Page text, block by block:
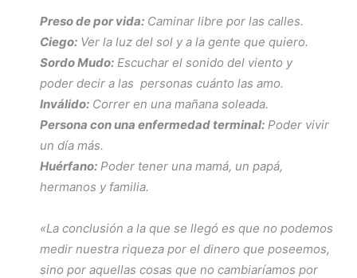
Preso de por vida: Caminar libre por las calles.
Ciego: Ver la luz del sol y a la gente que quiero.
Sordo Mudo: Escuchar el sonido del viento y
poder decir a las personas cuánto las amo.
Inválido: Correr en una mañana soleada.
Persona con una enfermedad terminal: Poder vivir
un día más.
Huérfano: Poder tener una mamá, un papá,
hermanos y familia.
«La conclusión a la que se llegó es que no podemos
medir nuestra riqueza por el dinero que poseemos,
sino por aquellas cosas que no cambiaríamos por